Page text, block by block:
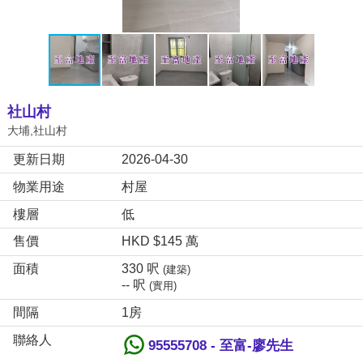
社山村
大埔,社山村
更新日期
2026-04-30
物業用途
村屋
樓層
低
售價
HKD $145 萬
面積
330 呎(建築)
-- 呎(實用)
間隔
1房
聯絡人
95555708 - 至富-廖先生